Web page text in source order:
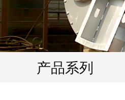
产品系列